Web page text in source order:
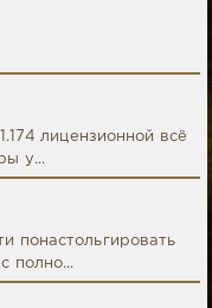
лицензионной всё
у...
понастольгировать
полно...